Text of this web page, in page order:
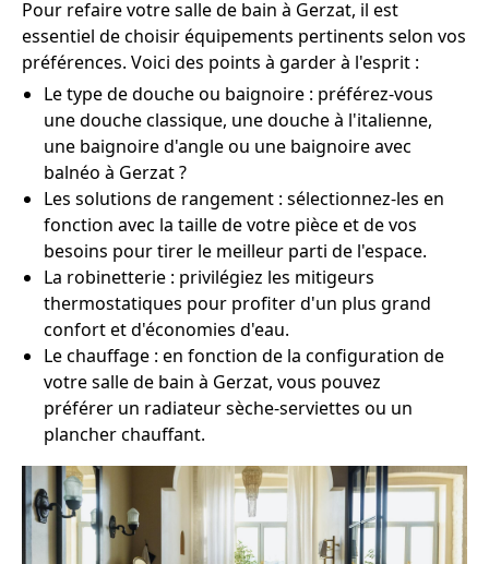
Pour refaire votre salle de bain à Gerzat, il est
essentiel de choisir équipements pertinents selon vos
préférences. Voici des points à garder à l'esprit :
Le type de douche ou baignoire : préférez-vous
une douche classique, une douche à l'italienne,
une baignoire d'angle ou une baignoire avec
balnéo à Gerzat ?
Les solutions de rangement : sélectionnez-les en
fonction avec la taille de votre pièce et de vos
besoins pour tirer le meilleur parti de l'espace.
La robinetterie : privilégiez les mitigeurs
thermostatiques pour profiter d'un plus grand
confort et d'économies d'eau.
Le chauffage : en fonction de la configuration de
votre salle de bain à Gerzat, vous pouvez
préférer un radiateur sèche-serviettes ou un
plancher chauffant.